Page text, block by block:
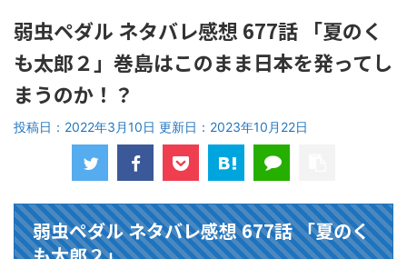
弱虫ペダル ネタバレ感想 677話 「夏のく
も太郎２」巻島はこのまま日本を発ってし
まうのか！？
投稿日：2022年3月10日 更新日： 2023年10月22日
弱虫ペダル ネタバレ感想 677話 「夏のく